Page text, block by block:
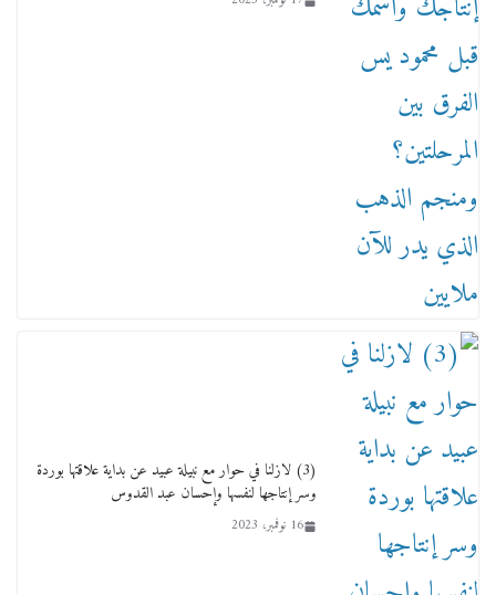
(3) لازلنا في حوار مع نبيلة عبيد عن بداية علاقتها بوردة
وسر إنتاجها لنفسها وإحسان عبد القدوس
16 نوفمبر، 2023